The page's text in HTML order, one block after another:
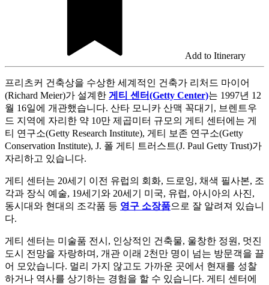
Add to Itinerary
프리츠커 건축상을 수상한 세계적인 건축가 리처드 마이어
(Richard Meier)가 설계한 게티 센터(Getty Center)는 1997년 12
월 16일에 개관했습니다. 산타 모니카 산맥 꼭대기, 브렌트우
드 지역에 자리한 약 10만 제곱미터 규모의 게티 센터에는 게
티 연구소(Getty Research Institute), 게티 보존 연구소(Getty
Conservation Institute), J. 폴 게티 트러스트(J. Paul Getty Trust)가
자리하고 있습니다.
게티 센터는 20세기 이전 유럽의 회화, 드로잉, 채색 필사본, 조
각과 장식 예술, 19세기와 20세기 미국, 유럽, 아시아의 사진,
동시대와 현대의 조각품 등 영구 소장품으로 잘 알려져 있습니
다.
게티 센터는 미술품 전시, 인상적인 건축물, 울창한 정원, 멋진
도시 전망을 자랑하며, 개관 이래 2천만 명이 넘는 방문객을 끌
어 모았습니다. 멀리 가지 않고도 가까운 곳에서 현재를 성찰
하거나 역사를 상기하는 경험을 할 수 있습니다. 게티 센터에